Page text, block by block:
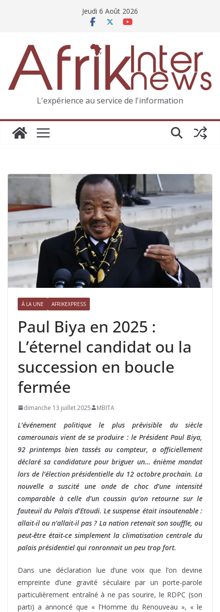
Jeudi 6 Août 2026
L'expérience au service de l'information
À LA UNE AFRIKEXPRESS
Paul Biya en 2025 :
L’éternel candidat ou la
succession en boucle
fermée
dimanche 13 juillet 2025 MBITA
L’événement politique le plus prévisible du siècle
camerounais vient de se produire : le Président Paul Biya,
92 printemps bien tassés au compteur, a officiellement
déclaré sa candidature pour briguer un… énième mandat
lors de l’élection présidentielle du 12 octobre prochain. La
nouvelle a suscité une onde de choc d’une intensité
comparable à celle d’un coussin qu’on retourne sur le
fauteuil du Palais d’Etoudi. Le suspense était insoutenable :
allait-il ou n’allait-il pas ? La nation retenait son souffle, ou
peut-être était-ce simplement la climatisation centrale du
palais présidentiel qui ronronnait un peu trop fort.
Dans une déclaration lue d’une voix que l’on devine
empreinte d’une gravité séculaire par un porte-parole
particulièrement entraîné à ne pas sourire, le RDPC (son
parti) a annoncé que « l’Homme du Renouveau », « le